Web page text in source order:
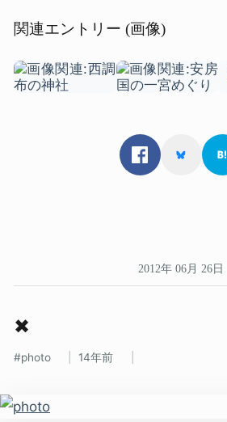
関連エントリー (画像)
2012年 06月 26日
✖
photo 14年前